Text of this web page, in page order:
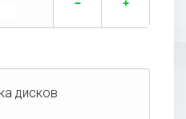
дисков